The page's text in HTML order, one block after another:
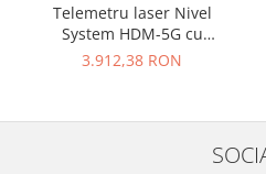
Telemetru laser Nivel
System HDM-5G cu
masurare pe distanta
3.912,38 RON